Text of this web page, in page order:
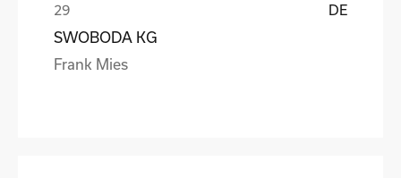
DE
SWOBODA KG
Frank Mies